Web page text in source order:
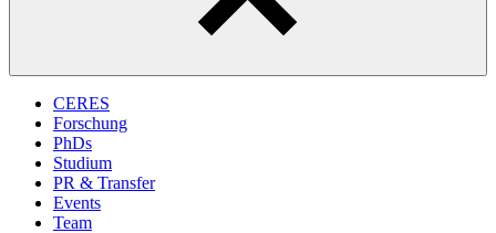
CERES
Forschung
PhDs
Studium
PR & Transfer
Events
Team